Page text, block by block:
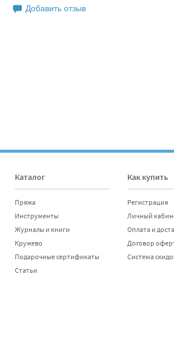
Добавить отзыв
Каталог
Пряжа
Инструменты
Журналы и книги
Кружево
Подарочные сертификаты
Статьи
Как купить
Регистрация
Личный
Оплата и
Договор
Система